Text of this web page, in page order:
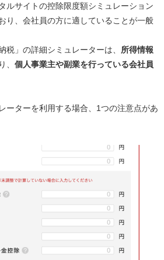
ルサイトの控除限度額シミュレーション
り、会社員の方に適していることが一般
税」の詳細シミュレーターは、 所得情報
、 個人事業主や副業を行っている会社員
ーターを利用する場合、1つの注意点があ